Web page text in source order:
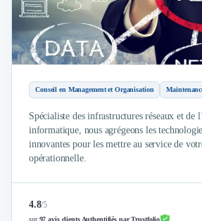
Publicité
Communication
Influence Marketing
Veille commerciale
Photographie
Études Marketing
Présentations PowerPoint
SMS Marketing
Data Marketing
Logiciel Marketing
Conseil en Management et Organisation
Spécialiste des infrastructures réseaux et de
informatique, nous agrégeons les
innovantes pour les mettre au service de
opérationnelle.
4.8/5
sur97 avis clients Authentifiés par Trustfolio